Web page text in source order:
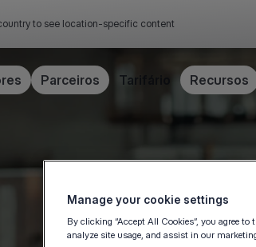
to see location-specific content
Parceiros Tarifário Recursos
Manage your cookie settings
By clicking “Accept All Cookies”, you agree
analyze site usage, and assist in our